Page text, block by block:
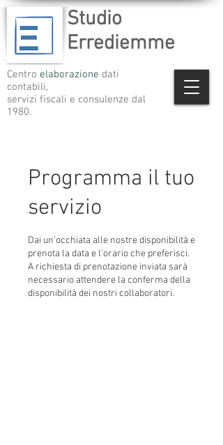
Studio
Errediemme
Centro elaborazione dati
contabili,
servizi fiscali e consulenze dal
1980.
Programma il tuo
servizio
Dai un'occhiata alle nostre disponibilità e
prenota la data e l'orario che preferisci.
A richiesta di prenotazione inviata sarà
necessario attendere la conferma della
disponibilità dei nostri collaboratori.